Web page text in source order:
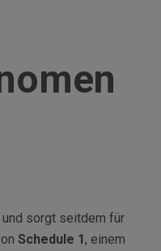
sorgt seitdem für
Schedule 1, einem